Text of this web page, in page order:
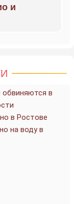
и
в
в Ростове
на воду в